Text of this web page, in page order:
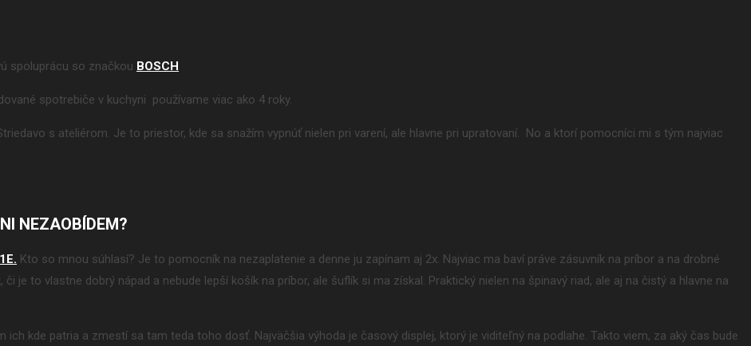
spoluprácu so značkou BOSCH
spotrebiče v kuchyni používame viac ako 4 roky.
s ateliérom. Je to priestor, kde sa snažím vypnúť nielen pri varení, ale hlavne pri upratovaní. No a ktorí pomocníci mi s tým najviac
NEZAOBÍDEM?
Kto so mnou súhlasí? Je to pomocník na nezaplatenie a denne ju zapínam aj 2x. Najviac ma baví práve zásuvník na príbor a na drobné
je to vlastne dobrý nápad a nebude lepší košík na príbor, ale šuflík si ma získal. Praktický nielen na špinavý riad, ale aj na čistý a hlavne na
kde patria a zmestí sa tam teda toho dosť. Najväčšia výhoda je časový displej, ktorý je viditeľný na podlahe. Takto viem, za aký čas bude